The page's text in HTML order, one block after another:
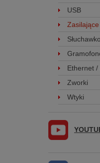
USB
Zasilające
Ethernet /
Zworki
Wtyki